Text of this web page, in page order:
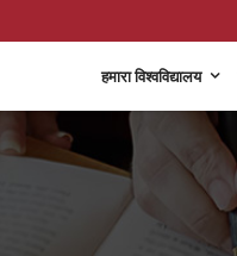
हमारा विश्वविद्यालय